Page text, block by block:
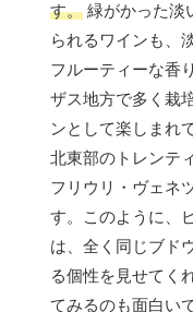
す。 緑がかった淡
られるワインも、
フルーティーな香
ザス地方で多く栽
ンとして楽しまれ
北東部のトレンテ
フリウリ・ヴェネ
す。このように、
は、全く同じブド
る個性を見せてく
てみるのも面白い